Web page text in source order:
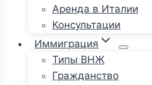
Аренда в Италии
Консультации
Иммиграция
Типы ВНЖ
Гражданство